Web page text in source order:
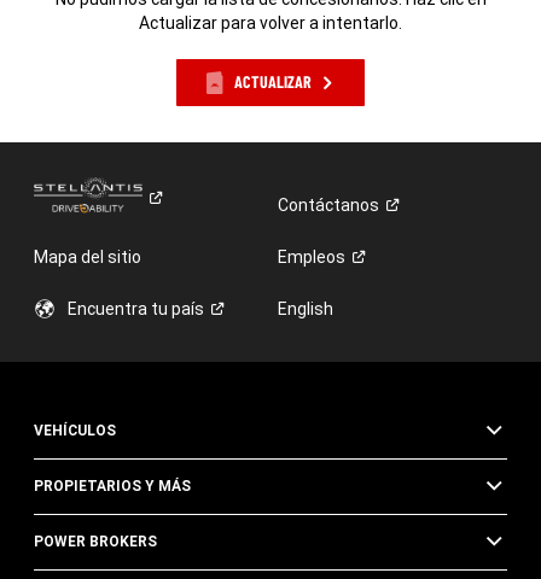
Actualizar para volver a intentarlo.
ACTUALIZAR
Contáctanos
Mapa del sitio Empleos
Encuentra tu país English
VEHÍCULOS
PROPIETARIOS Y MÁS
POWER BROKERS